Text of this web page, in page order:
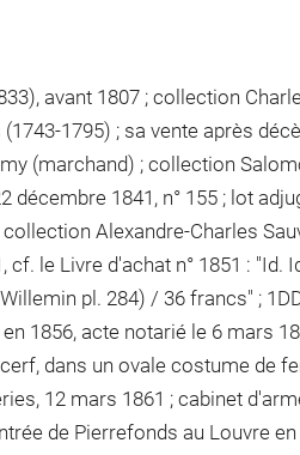
avant 1807 ; collection
1795) ; sa vente après
(marchand) ; collection
décembre 1841, n° 155 ; lot
Alexandre-Charles
le Livre d'achat n° 1851 : "Id.
pl. 284) / 36 francs" ;
1856, acte notarié le 6 mars
dans un ovale costume de
12 mars 1861 ; cabinet
de Pierrefonds au Louvre en